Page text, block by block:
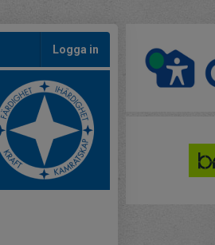
Logga in